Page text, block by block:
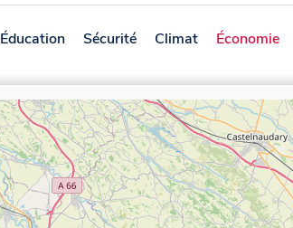
Éducation Sécurité Climat Économie